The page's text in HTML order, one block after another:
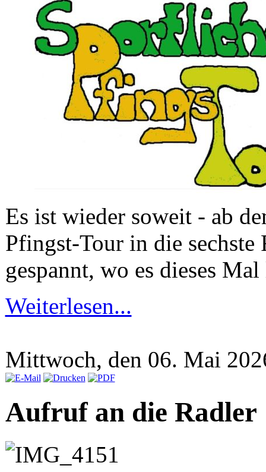
Es ist wieder soweit - ab
Pfingst-Tour in die sechste
gespannt, wo es dieses
Weiterlesen...
Mittwoch, den 06. Mai
Aufruf an die Radler